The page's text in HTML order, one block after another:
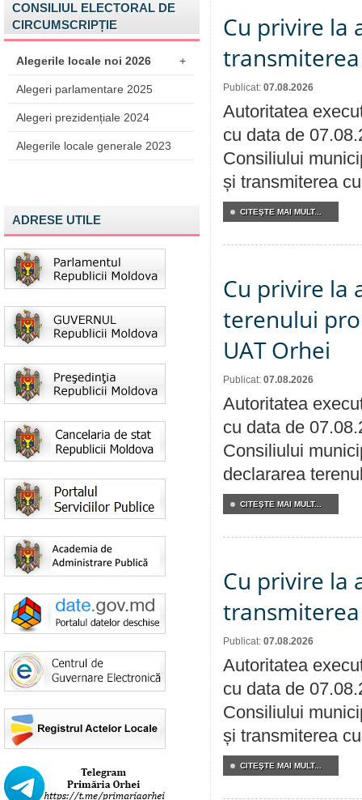
CONSILIUL ELECTORAL DE
CIRCUMSCRIPȚIE
Alegerile locale noi 2026 +
Alegeri parlamentare 2025
Alegeri prezidențiale 2024
Alegerile locale generale 2023
ADRESE UTILE
Cu privire la
Publicat: 07.08.2026
Autoritatea
cu data de
Consiliului
și transmiterea
CITEŞTE MAI MULT...
Cu privire la
terenului
UAT Orhei
Publicat: 07.08.2026
Autoritatea
cu data de
Consiliului
declararea
CITEŞTE MAI MULT...
Cu privire la
Publicat: 07.08.2026
Autoritatea
cu data de
Consiliului
și transmiterea
CITEŞTE MAI MULT...